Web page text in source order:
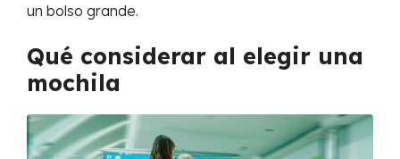
un bolso grande.
Qué considerar al elegir una
mochila